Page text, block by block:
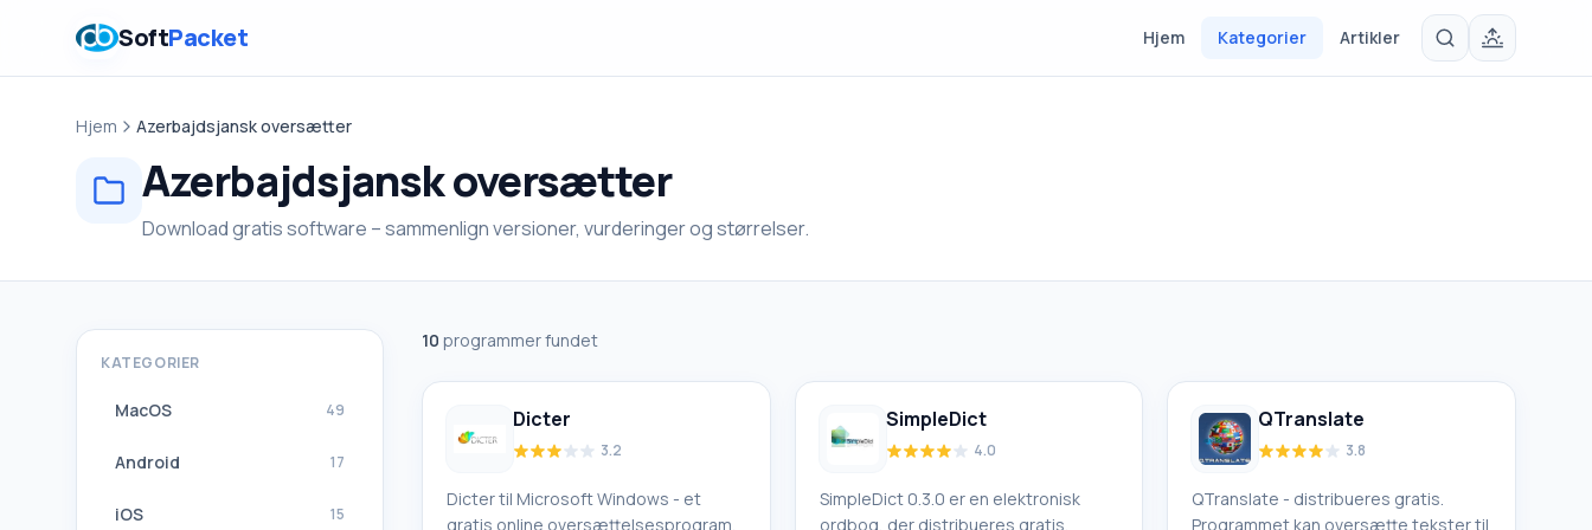
SoftPacket Hjem Kategorier Artikler
Hjem Azerbajdsjansk oversætter
Azerbajdsjansk oversætter
Download gratis software – sammenlign versioner, vurderinger og størrelser.
KATEGORIER
MacOS 49
Android 17
iOS 15
10 programmer fundet
Dicter
3.2
Dicter til Microsoft Windows - et
gratis online oversættelsesprogram.
SimpleDict
4.0
SimpleDict 0.3.0 er en elektronisk
ordbog, der distribueres gratis.
QTranslate
3.8
QTranslate - distribueres gratis.
Programmet kan oversætte tekster til